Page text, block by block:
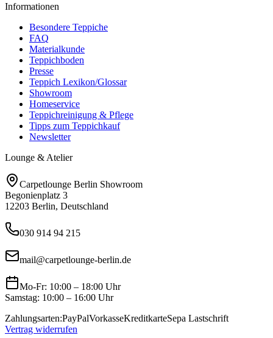
Informationen
Besondere Teppiche
FAQ
Materialkunde
Teppichboden
Presse
Teppich Lexikon/Glossar
Showroom
Homeservice
Teppichreinigung & Pflege
Tipps zum Teppichkauf
Newsletter
Lounge & Atelier
Carpetlounge Berlin Showroom
Begonienplatz 3
12203 Berlin, Deutschland
030 914 94 215
mail@carpetlounge-berlin.de
Mo-Fr: 10:00 – 18:00 Uhr
Samstag: 10:00 – 16:00 Uhr
Zahlungsarten:PayPalVorkasseKreditkarteSepa Lastschrift
Vertrag widerrufen